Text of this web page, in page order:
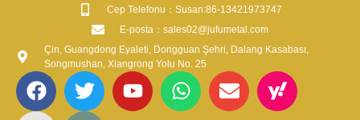
​Cep Telefonu：Susan:86-13421973747
​E-posta​：sales02@jufumetal.com
Çin, Guangdong Eyaleti, Dongguan Şehri, Dalang Kasabası,
Songmushan, Xiangrong Yolu No. 25